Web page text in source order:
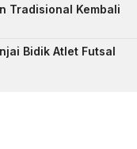
Tradisional Kembali
Bidik Atlet Futsal